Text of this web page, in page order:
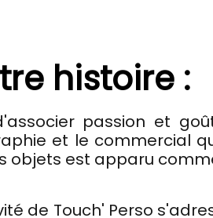
histoire :
passion et
et le commercial
objets est apparu
de Touch' Perso